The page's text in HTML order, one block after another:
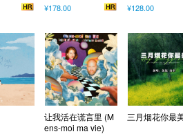
¥178.00
¥128.00
让我活在谎言里 (M
ens-moi ma vie)
三月烟花你最